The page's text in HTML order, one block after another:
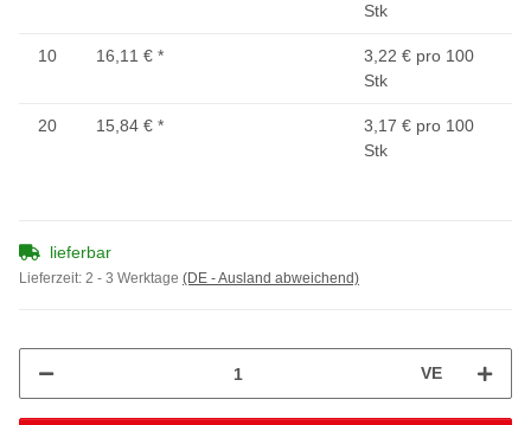
Stk
10 16,11 € *
3,22 € pro 100
Stk
20 15,84 € *
3,17 € pro 100
Stk
lieferbar
Lieferzeit: 2 - 3 Werktage (DE - Ausland abweichend)
VE